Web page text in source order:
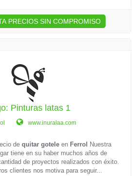
PRECIOS SIN COMPROMISO
Pinturas latas 1
www.inuralaa.com
de quitar gotele en Ferrol
Nuestra
tiene en su haber muchos años de
de proyectos realizados con éxito.
clientes nos motiva para seguir...